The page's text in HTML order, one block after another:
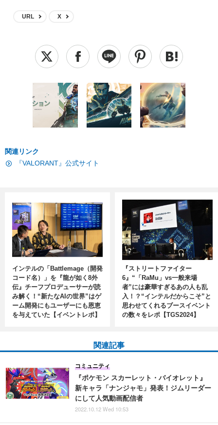
URL X
関連リンク
『VALORANT』公式サイト
インテルの「Battlemage（開発
コード名）」を『龍が如く8外
伝』チーフプロデューサーが読
み解く！“新たなAIの世界”はゲ
ーム開発にもユーザーにも恩恵
を与えていた【イベントレポ】
『ストリートファイター
6』“「RaMu」vs一般来場
者”には豪華すぎるあの人も乱
入！？“インテルだからこそ”と
思わせてくれるブースイベント
の数々をレポ【TGS2024】
関連記事
『ポケモン スカーレット・バイオレット』
新キャラ「ナンジャモ」発表！ジムリーダー
にして人気動画配信者
コミュニティ
2022.10.12 Wed 10:53